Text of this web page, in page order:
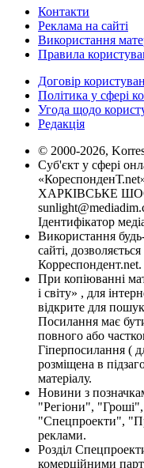
Контакти
Реклама на сайті
Використання
Правила
Договір
Політика у сфері
Угода щодо
Редакція
© 2000-2026,
Суб'єкт у сфері
ХАРКІВСЬКЕ
Ідентифікатор
Використання
сайті,
Корреспондент.net.
При копіюванні
і світу» , для
відкрите для
Посилання має
повного або
Гіперпосилання (
розміщена в
матеріалу.
Новини з
"Регіони",
"Спецпроекти",
реклами.
Розділ
комерційними